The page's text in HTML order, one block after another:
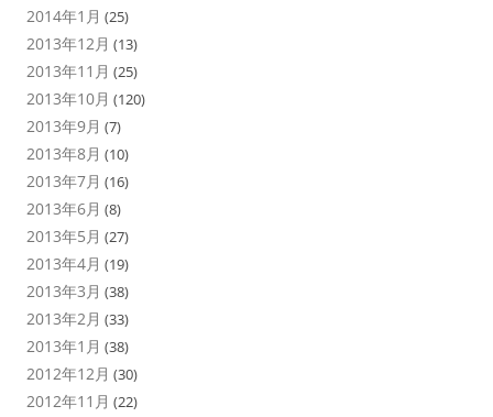
2014年1月 (25)
2013年12月 (13)
2013年11月 (25)
2013年10月 (120)
2013年9月 (7)
2013年8月 (10)
2013年7月 (16)
2013年6月 (8)
2013年5月 (27)
2013年4月 (19)
2013年3月 (38)
2013年2月 (33)
2013年1月 (38)
2012年12月 (30)
2012年11月 (22)